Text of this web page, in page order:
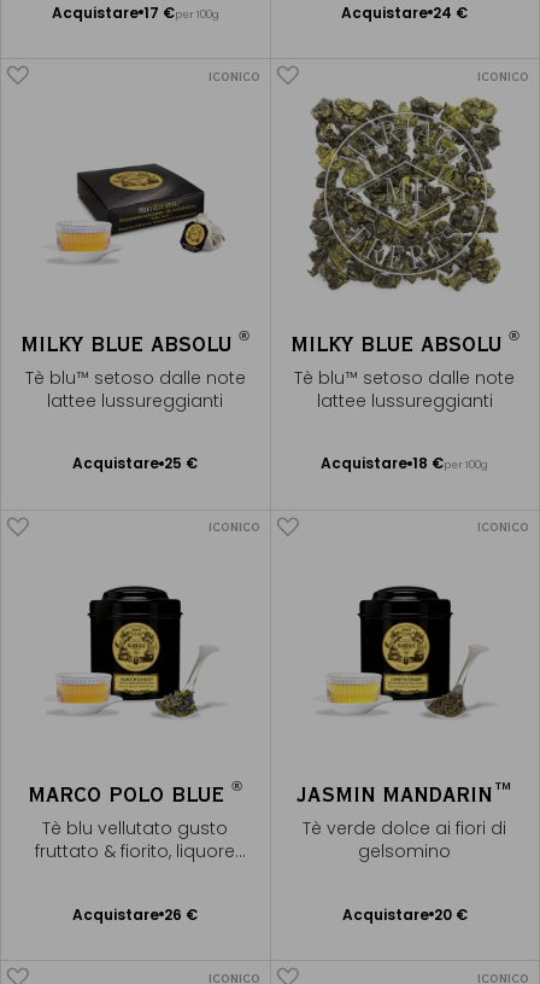
Acquistare 17 €per 100g
Aggiungere
Acquistare 24 €
Aggiungere
ICONICO
MILKY BLUE ABSOLU®
Tè blu™ setoso dalle note
lattee lussureggianti
Acquistare 25 €
Aggiungere
ICONICO
MILKY BLUE ABSOLU ®
Tè blu™ setoso dalle note
lattee lussureggianti
Acquistare 18 €per 100g
Aggiungere
ICONICO
MARCO POLO BLUE®
Tè blu vellutato gusto
fruttato & fiorito, liquore
Acquistare 26 €
Aggiungere
ICONICO
JASMIN MANDARIN™
Tè verde dolce ai fiori di
gelsomino
Acquistare 20 €
Aggiungere
ICONICO ICONICO